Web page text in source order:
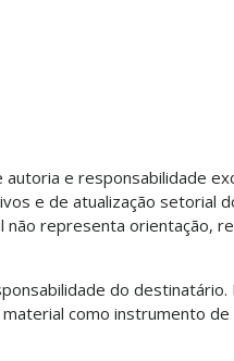
e responsabilidade
e de atualização setorial
representa orientação,
do
como instrumento